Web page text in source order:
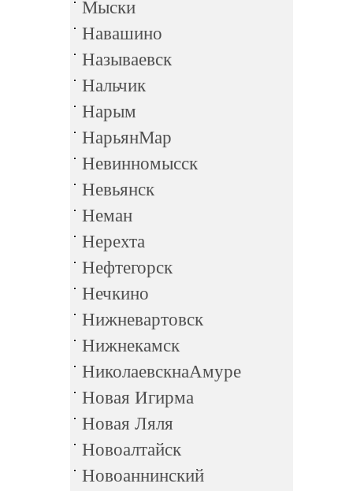
Мыски
Навашино
Называевск
Нальчик
Нарым
НарьянМар
Невинномысск
Невьянск
Неман
Нерехта
Нефтегорск
Нечкино
Нижневартовск
Нижнекамск
НиколаевскнаАмуре
Новая Игирма
Новая Ляля
Новоалтайск
Новоаннинский